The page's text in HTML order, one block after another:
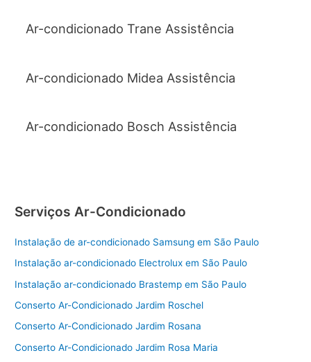
Ar-condicionado Trane Assistência
Ar-condicionado Midea Assistência
Ar-condicionado Bosch Assistência
Serviços Ar-Condicionado
Instalação de ar-condicionado Samsung em São Paulo
Instalação ar-condicionado Electrolux em São Paulo
Instalação ar-condicionado Brastemp em São Paulo
Conserto Ar-Condicionado Jardim Roschel
Conserto Ar-Condicionado Jardim Rosana
Conserto Ar-Condicionado Jardim Rosa Maria